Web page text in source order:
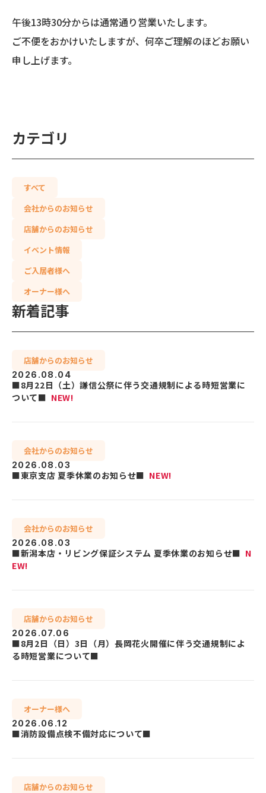
午後13時30分からは通常通り営業いたします。
ご不便をおかけいたしますが、何卒ご理解のほどお願い
申し上げます。
カテゴリ
すべて
会社からのお知らせ
店舗からのお知らせ
イベント情報
ご入居者様へ
オーナー様へ
新着記事
店舗からのお知らせ
2026.08.04
■8月22日（土）謙信公祭に伴う交通規制による時短営業に
ついて■ NEW!
会社からのお知らせ
2026.08.03
■東京支店 夏季休業のお知らせ■ NEW!
会社からのお知らせ
2026.08.03
■新潟本店・リビング保証システム 夏季休業のお知らせ■ N
EW!
店舗からのお知らせ
2026.07.06
■8月2日（日）3日（月）長岡花火開催に伴う交通規制によ
る時短営業について■
オーナー様へ
2026.06.12
■消防設備点検不備対応について■
店舗からのお知らせ